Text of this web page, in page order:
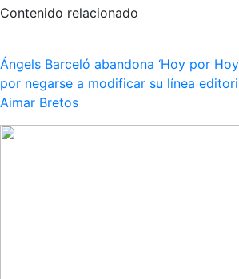
Contenido relacionado
Ángels Barceló abandona ‘Hoy por
por negarse a modificar su línea
Aimar Bretos